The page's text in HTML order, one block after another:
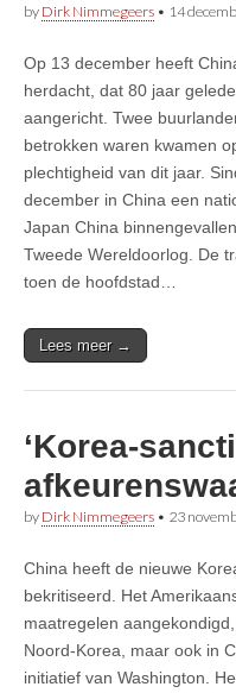
by Dirk Nimmegeers • 14
Op 13 december heeft
herdacht, dat 80 jaar
aangericht. Twee
betrokken waren kwamen
plechtigheid van dit jaar.
december in China een
Japan China
Tweede Wereldoorlog. De
toen de hoofdstad…
Lees meer →
‘Korea-
by Dirk Nimmegeers • 23
China heeft de nieuwe
bekritiseerd. Het
maatregelen
Noord-Korea, maar ook in
initiatief van Washington.